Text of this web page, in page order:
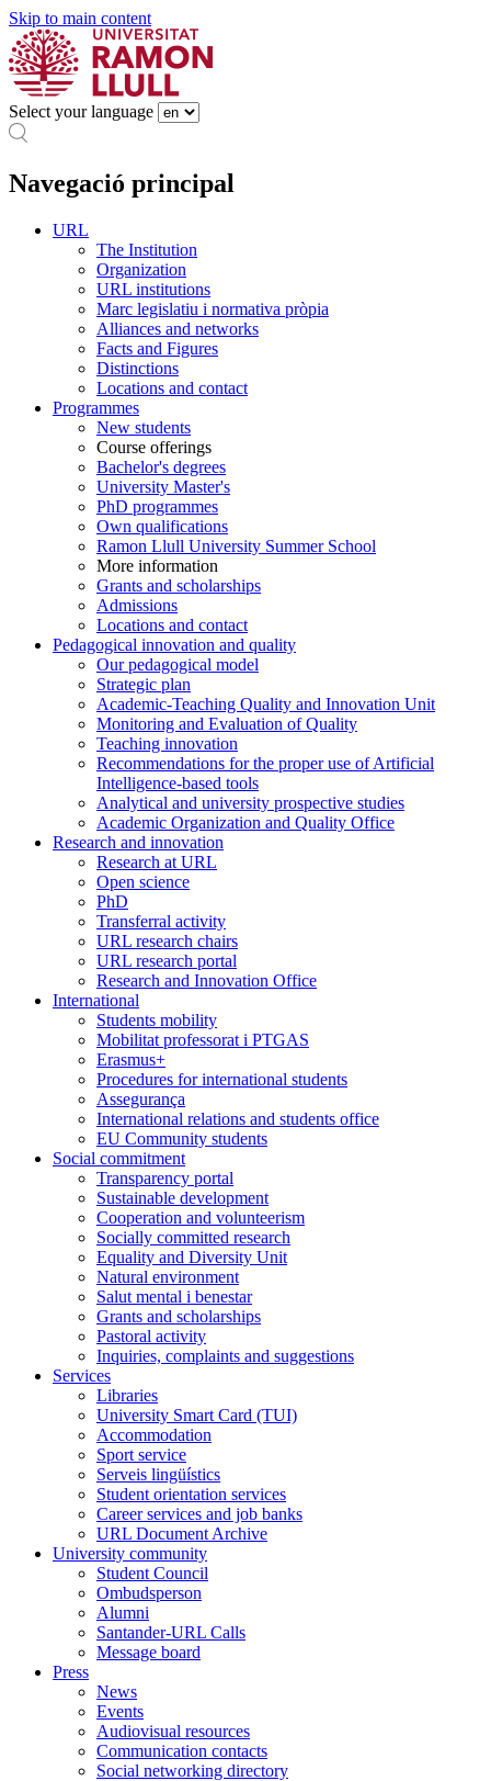
Skip to main content
Select your language
Navegació principal
URL
The Institution
Organization
URL institutions
Marc legislatiu i normativa pròpia
Alliances and networks
Facts and Figures
Distinctions
Locations and contact
Programmes
New students
Course offerings
Bachelor's degrees
University Master's
PhD programmes
Own qualifications
Ramon Llull University Summer School
More information
Grants and scholarships
Admissions
Locations and contact
Pedagogical innovation and quality
Our pedagogical model
Strategic plan
Academic-Teaching Quality and Innovation Unit
Monitoring and Evaluation of Quality
Teaching innovation
Recommendations for the proper use of Artificial
Intelligence-based tools
Analytical and university prospective studies
Academic Organization and Quality Office
Research and innovation
Research at URL
Open science
PhD
Transferral activity
URL research chairs
URL research portal
Research and Innovation Office
International
Students mobility
Mobilitat professorat i PTGAS
Erasmus+
Procedures for international students
Assegurança
International relations and students office
EU Community students
Social commitment
Transparency portal
Sustainable development
Cooperation and volunteerism
Socially committed research
Equality and Diversity Unit
Natural environment
Salut mental i benestar
Grants and scholarships
Pastoral activity
Inquiries, complaints and suggestions
Services
Libraries
University Smart Card (TUI)
Accommodation
Sport service
Serveis lingüístics
Student orientation services
Career services and job banks
URL Document Archive
University community
Student Council
Ombudsperson
Alumni
Santander-URL Calls
Message board
Press
News
Events
Audiovisual resources
Communication contacts
Social networking directory